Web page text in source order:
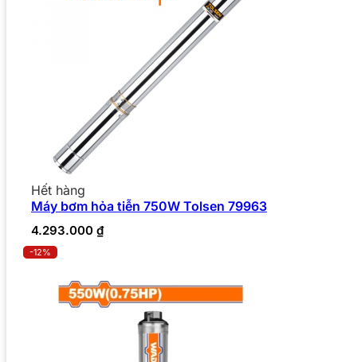
Hết hàng
Máy bơm hỏa tiễn 750W Tolsen 79963
4.293.000 ₫
-12%